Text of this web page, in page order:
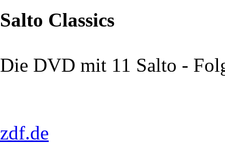
Salto Classics
Die DVD mit 11 Salto -
zdf.de